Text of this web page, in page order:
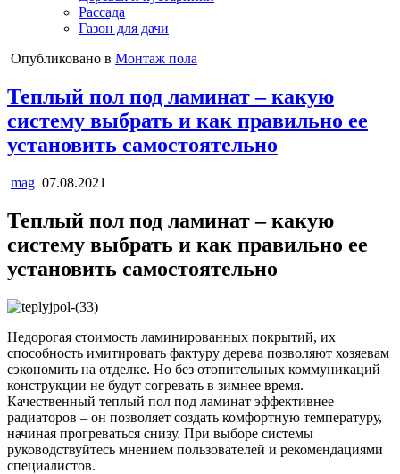
Рассада
Газон для дачи
Опубликовано в Монтаж пола
Теплый пол под ламинат – какую
систему выбрать и как правильно ее
установить самостоятельно
mag 07.08.2021
Теплый пол под ламинат – какую
систему выбрать и как правильно ее
установить самостоятельно
Недорогая стоимость ламинированных покрытий, их
способность имитировать фактуру дерева позволяют хозяевам
сэкономить на отделке. Но без отопительных коммуникаций
конструкции не будут согревать в зимнее время.
Качественный теплый пол под ламинат эффективнее
радиаторов – он позволяет создать комфортную температуру,
начиная прогреваться снизу. При выборе системы
руководствуйтесь мнением пользователей и рекомендациями
специалистов.